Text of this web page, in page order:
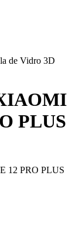
de Vidro 3D
PLUS
12 PRO PLUS